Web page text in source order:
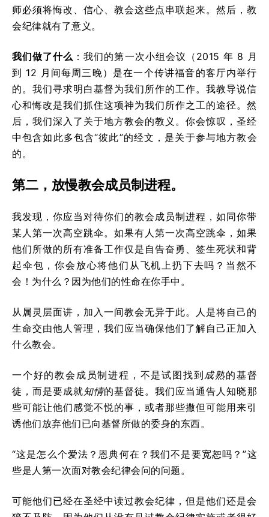
师必须将悔改、信心、教会这些点串联起来。然后，教
会纪律就有了意义。
我们做了什么 ：我们的第一次小组会议（2015 年 8 月
到 12 月间每周三晚）是在一个传讲福音的客厅内举行
的。我们寻求明白基督为我们所作的工作。我教导说信
心和悔改是我们抓住这项神为我们所作之工的途径。然
后，我们深入了关于地方教会的教义。你会惊叹，圣经
中包含如此多包含“彼此”的经文，是关于参与地方教会
的。
第二，放慢教会成员制进程。
我发现，你应当对待你们的教会成员制进程，如同你带
某人第一次高空跳伞。如果有人第一次高空跳伞，如果
他们所做的所有准备工作仅是自告奋勇、签生死状和背
起伞包，你会放心将他们从飞机上扔下去吗？当然不
会！为什么？因为他们的性命在你手中。
从属灵层面讲，加入一间教会无异于此。人是将自己的
生命交由他人管理，我们应当确保他们了解自己正加入
什么教会。
一个好的教会成员制进程，不是试图找到 成熟的基督
徒，而是要成就知情的基督徒。我们应当通告人知晓那
些可能让他们感觉不悦的事，或者那些撒但可能用来引
诱他们放弃他们已向基督所做的委身的东西。
“这是怎么个爱法？恩典何在？我们不是要宽恕吗？”这
些是人第一次面对教会纪律会问的问题。
可能他们已经在圣经中读过教会纪律，但是他们还是会